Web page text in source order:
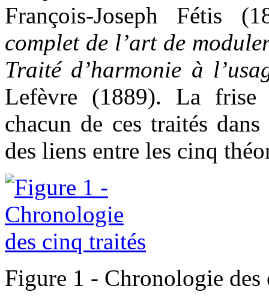
François-Joseph Fétis
complet de l’art de
Traité d’harmonie à
Lefèvre (1889). La frise
chacun de ces traités
des liens entre les cinq
Figure 1 - Chronologie des